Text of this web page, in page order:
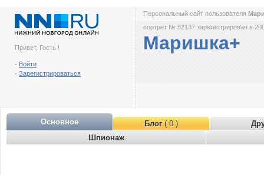
Привет, Гость !
- Войти
- Зарегистрироваться
Персональный сайт пользователя
портрет № 52137 зарегистрирован в
Маришка+
Основное Блог( 0 )
Шпионаж